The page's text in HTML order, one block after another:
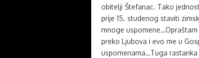
obitelji Štefanac. Tako
prije 15. studenog staviti
mnoge
preko Ljubova i evo me u
uspomenama…Tuga